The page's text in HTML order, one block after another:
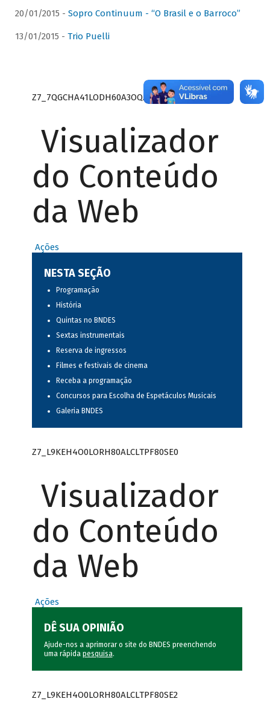
20/01/2015 - Sopro Continuum - “O Brasil e o Barroco”
13/01/2015 - Trio Puelli
Z7_7QGCHA41LODH60A3OQA8RN1415
Visualizador
do Conteúdo
da Web
Ações
NESTA SEÇÃO
Programação
História
Quintas no BNDES
Sextas instrumentais
Reserva de ingressos
Filmes e festivais de cinema
Receba a programação
Concursos para Escolha de Espetáculos Musicais
Galeria BNDES
Z7_L9KEH4O0LORH80ALCLTPF80SE0
Visualizador
do Conteúdo
da Web
Ações
DÊ SUA OPINIÃO
Ajude-nos a aprimorar o site do BNDES preenchendo
uma rápida pesquisa.
Z7_L9KEH4O0LORH80ALCLTPF80SE2